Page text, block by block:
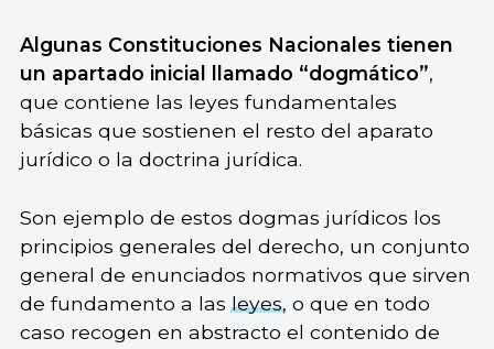
Algunas Constituciones Nacionales tienen
un apartado inicial llamado “dogmático”,
que contiene las leyes fundamentales
básicas que sostienen el resto del aparato
jurídico o la doctrina jurídica.
Son ejemplo de estos dogmas jurídicos los
principios generales del derecho, un conjunto
general de enunciados normativos que sirven
de fundamento a lasleyes, o que en todo
caso recogen en abstracto el contenido de